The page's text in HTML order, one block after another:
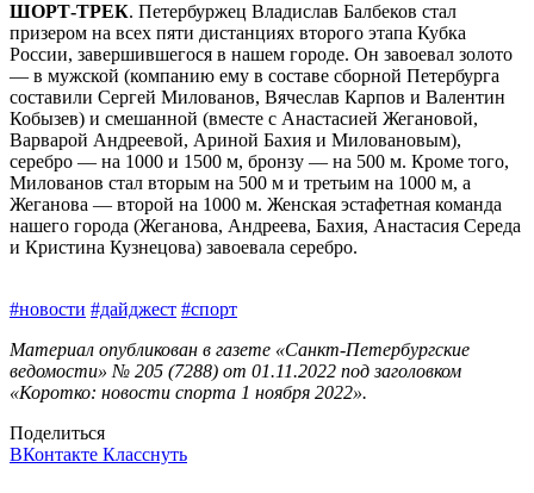
ШОРТ-ТРЕК. Петербуржец Владислав Балбеков стал
призером на всех пяти дистанциях второго этапа Кубка
России, завершившегося в нашем городе. Он завоевал золото
— в мужской (компанию ему в составе сборной Петербурга
составили Сергей Милованов, Вячеслав Карпов и Валентин
Кобызев) и смешанной (вместе с Анастасией Жегановой,
Варварой Андреевой, Ариной Бахия и Миловановым),
серебро — на 1000 и 1500 м, бронзу — на 500 м. Кроме того,
Милованов стал вторым на 500 м и третьим на 1000 м, а
Жеганова — второй на 1000 м. Женская эстафетная команда
нашего города (Жеганова, Андреева, Бахия, Анастасия Середа
и Кристина Кузнецова) завоевала серебро.
#новости #дайджест #спорт
Материал опубликован в газете «Санкт-Петербургские
ведомости» № 205 (7288) от 01.11.2022 под заголовком
«Коротко: новости спорта 1 ноября 2022».
Поделиться
ВКонтакте Класснуть